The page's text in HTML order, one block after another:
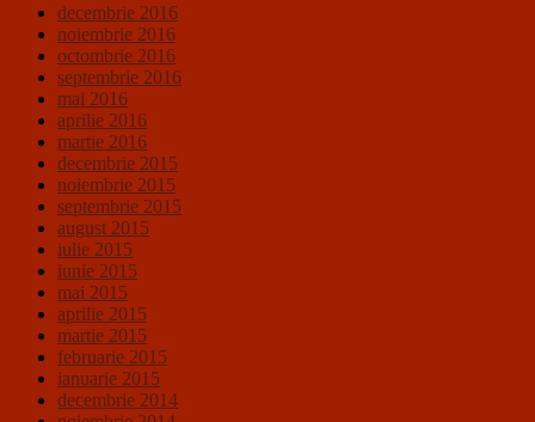
decembrie 2016
noiembrie 2016
octombrie 2016
septembrie 2016
mai 2016
aprilie 2016
martie 2016
decembrie 2015
noiembrie 2015
septembrie 2015
august 2015
iulie 2015
iunie 2015
mai 2015
aprilie 2015
martie 2015
februarie 2015
ianuarie 2015
decembrie 2014